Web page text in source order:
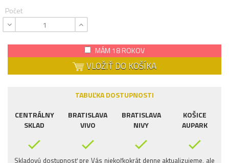
Počet
MÁM 18 ROKOV
VLOŽIŤ DO KOŠÍKA
TABUĽKA DOSTUPNOSTI
CENTRÁLNY
SKLAD
BRATISLAVA
VIVO
BRATISLAVA
NIVY
KOŠICE
AUPARK
Skladovú dostupnosť pre Vás niekoľkokrát denne aktualizujeme, ale